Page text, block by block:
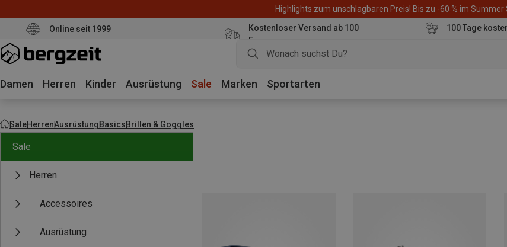
Highlights zum unschlagbaren Preis! Bis zu -60 % im Summer
Online seit 1999
Kostenloser Versand ab 100
Euro
100 Tage
Damen Herren Kinder Ausrüstung Sale Marken Sportarten
SaleHerrenAusrüstungBasicsBrillen & Goggles
Sale
Herren
Accessoires
Ausrüstung